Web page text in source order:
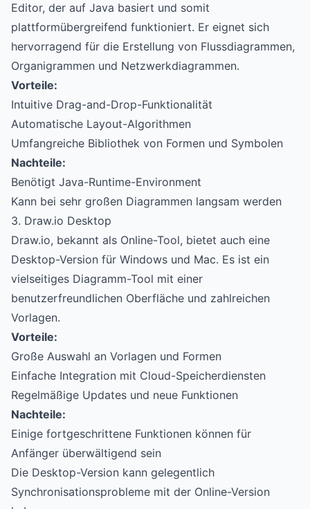
Editor, der auf Java basiert und somit
plattformübergreifend funktioniert. Er eignet sich
hervorragend für die Erstellung von Flussdiagrammen,
Organigrammen und Netzwerkdiagrammen.
Vorteile:
Intuitive Drag-and-Drop-Funktionalität
Automatische Layout-Algorithmen
Umfangreiche Bibliothek von Formen und Symbolen
Nachteile:
Benötigt Java-Runtime-Environment
Kann bei sehr großen Diagrammen langsam werden
3. Draw.io Desktop
Draw.io, bekannt als Online-Tool, bietet auch eine
Desktop-Version für Windows und Mac. Es ist ein
vielseitiges Diagramm-Tool mit einer
benutzerfreundlichen Oberfläche und zahlreichen
Vorlagen.
Vorteile:
Große Auswahl an Vorlagen und Formen
Einfache Integration mit Cloud-Speicherdiensten
Regelmäßige Updates und neue Funktionen
Nachteile:
Einige fortgeschrittene Funktionen können für
Anfänger überwältigend sein
Die Desktop-Version kann gelegentlich
Synchronisationsprobleme mit der Online-Version